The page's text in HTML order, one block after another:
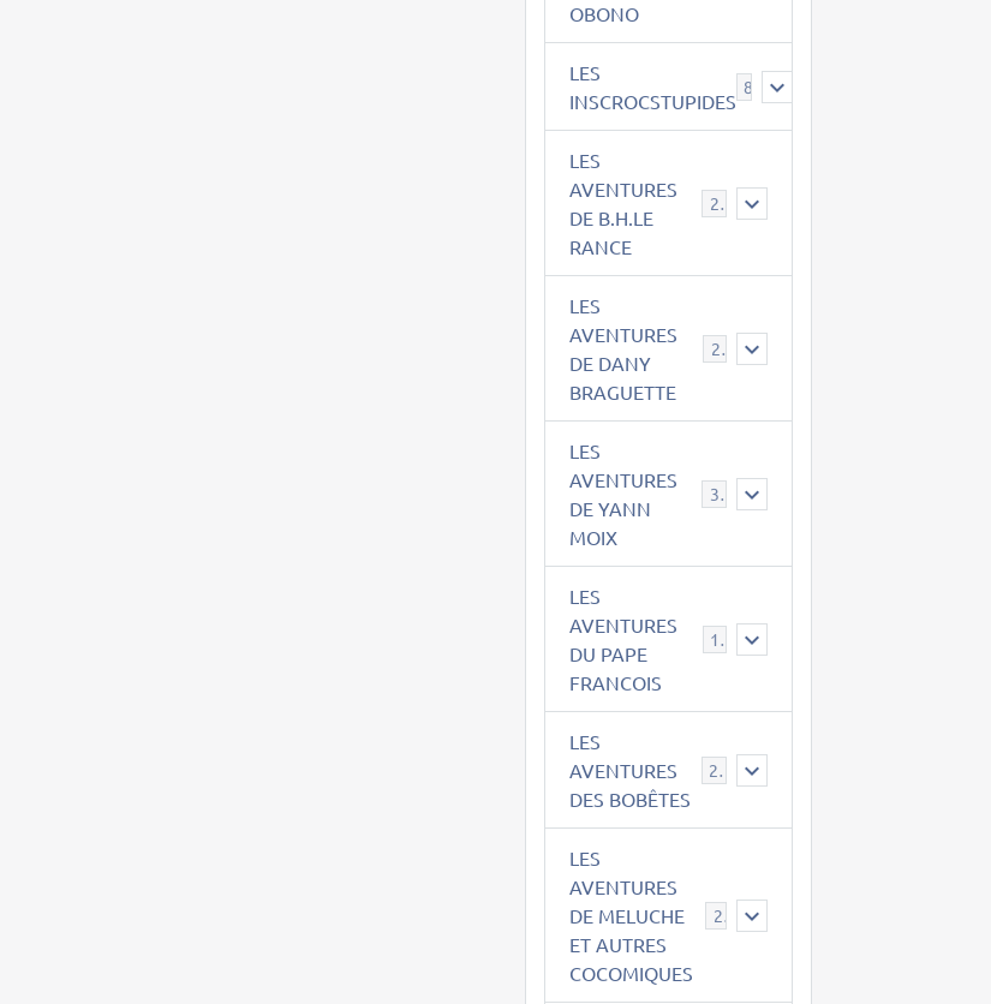
OBONO
LES
INSCROCSTUPIDES
8
LES
AVENTURES
DE B.H.LE
RANCE
21
LES
AVENTURES
DE DANY
BRAGUETTE
29
LES
AVENTURES
DE YANN
MOIX
39
LES
AVENTURES
DU PAPE
FRANCOIS
15
LES
AVENTURES
DES BOBÊTES
23
LES
AVENTURES
DE MELUCHE
ET AUTRES
COCOMIQUES
22